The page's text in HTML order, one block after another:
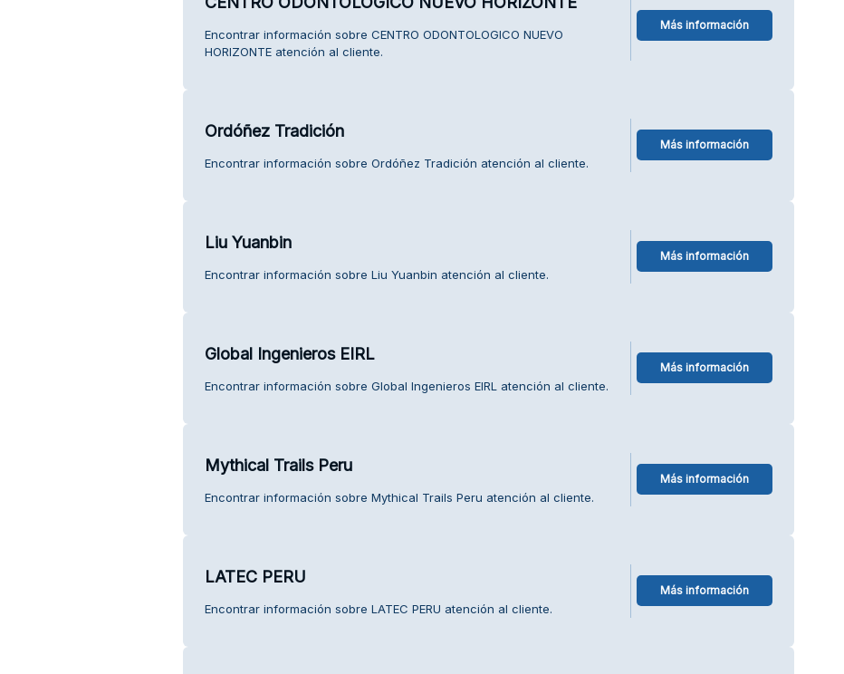
Encontrar información sobre CENTRO ODONTOLOGICO NUEVO
HORIZONTE atención al cliente.
Más información
Ordóñez Tradición
Encontrar información sobre Ordóñez Tradición atención al cliente.
Más información
Liu Yuanbin
Encontrar información sobre Liu Yuanbin atención al cliente.
Más información
Global Ingenieros EIRL
Encontrar información sobre Global Ingenieros EIRL atención al cliente.
Más información
Mythical Trails Peru
Encontrar información sobre Mythical Trails Peru atención al cliente.
Más información
LATEC PERU
Encontrar información sobre LATEC PERU atención al cliente.
Más información